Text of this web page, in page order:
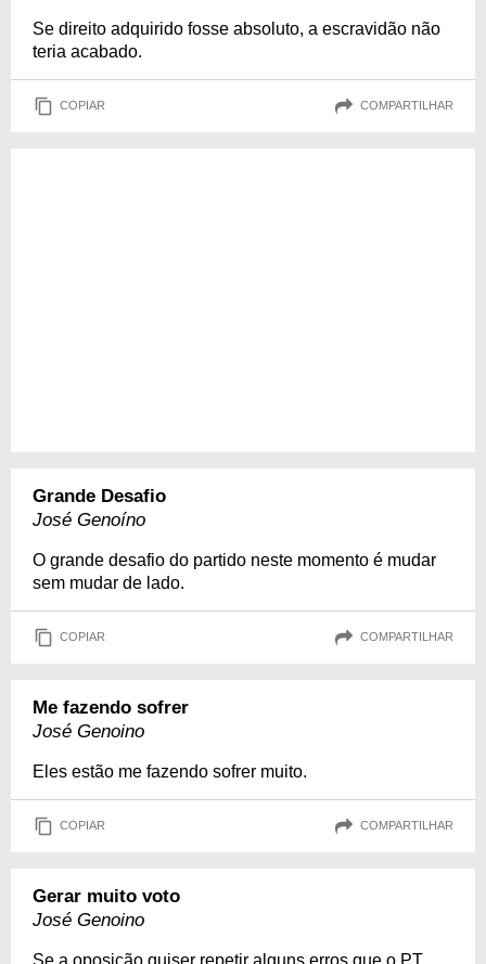
Se direito adquirido fosse absoluto, a escravidão não
teria acabado.
COPIAR COMPARTILHAR
Grande Desafio
José Genoíno
O grande desafio do partido neste momento é mudar
sem mudar de lado.
COPIAR COMPARTILHAR
Me fazendo sofrer
José Genoino
Eles estão me fazendo sofrer muito.
COPIAR COMPARTILHAR
Gerar muito voto
José Genoino
Se a oposição quiser repetir alguns erros que o PT